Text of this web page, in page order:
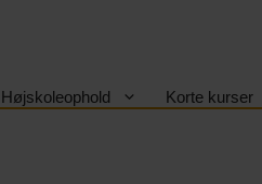
Højskoleophold Korte kurser